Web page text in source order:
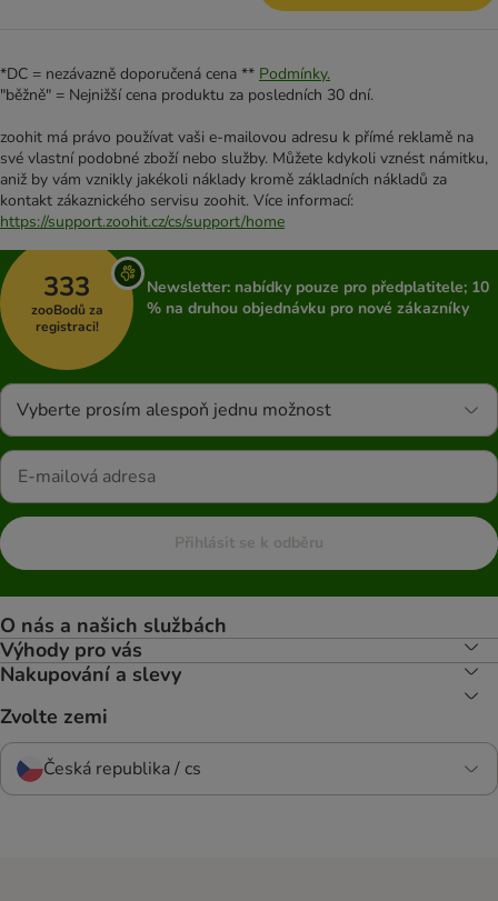
*DC = nezávazně doporučená cena ** Podmínky.
"běžně" = Nejnižší cena produktu za posledních 30 dní.
zoohit má právo používat vaši e-mailovou adresu k přímé reklamě na
své vlastní podobné zboží nebo služby. Můžete kdykoli vznést námitku,
aniž by vám vznikly jakékoli náklady kromě základních nákladů za
kontakt zákaznického servisu zoohit. Více informací:
https://support.zoohit.cz/cs/support/home
333
zooBodů za
registraci!
Newsletter: nabídky pouze pro předplatitele; 10
% na druhou objednávku pro nové zákazníky
Vyberte prosím alespoň jednu možnost
Přihlásit se k odběru
O nás a našich službách
Výhody pro vás
Nakupování a slevy
Zvolte zemi
Česká republika / cs